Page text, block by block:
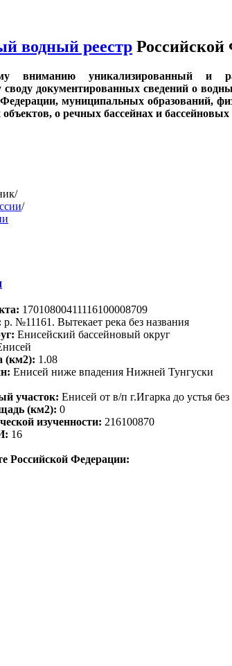
водный реестр
вниманию уникализированный и
своду документированных сведений о
Федерации, муниципальных образований,
о речных бассейнах и бассейновых
/
/
17010800411116100008709
р. №11161. Вытекает река без названия
Енисейский бассейновый округ
(км2): 1.08
Енисей ниже впадения Нижней Тунгуски
участок: Енисей от в/п г.Игарка до устья
(км2): 0
изученности: 216100870
16
Федерации: